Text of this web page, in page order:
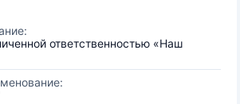
ответственностью «Наш